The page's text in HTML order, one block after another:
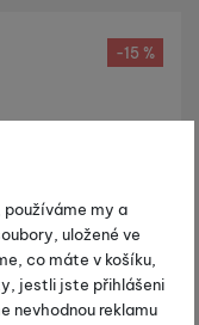
používáme my a
uložené ve
co máte v košíku,
jestli jste přihlášeni
nevhodnou reklamu
-15 %